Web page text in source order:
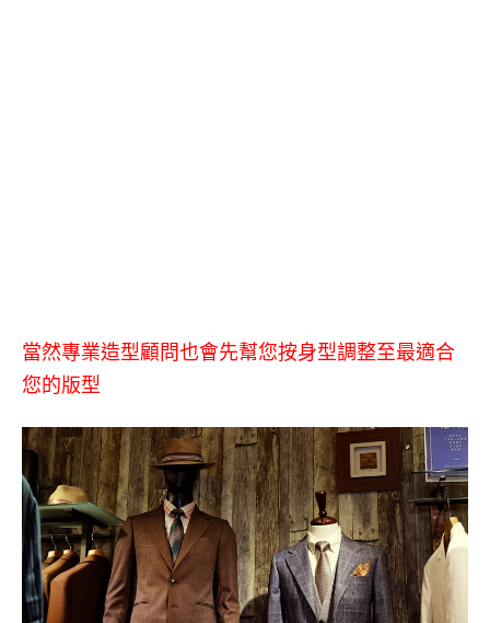
當然專業造型顧問也會先幫您按身型調整至最適合
您的版型